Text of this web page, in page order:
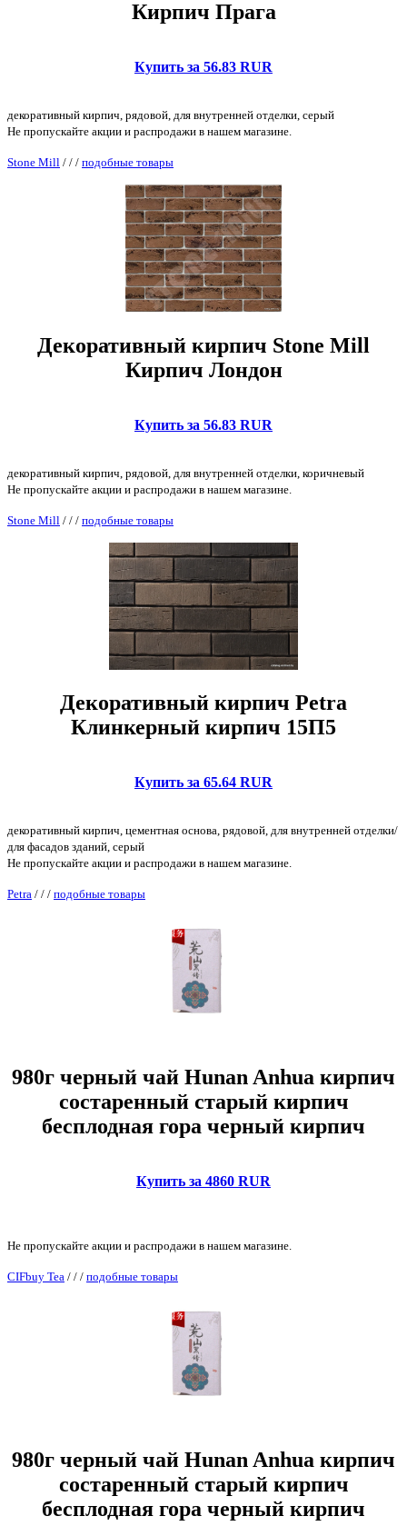
Кирпич Прага
Купить за 56.83 RUR
декоративный кирпич, рядовой, для внутренней отделки, серый
Не пропускайте акции и распродажи в нашем магазине.
Stone Mill / / / подобные товары
Декоративный кирпич Stone Mill
Кирпич Лондон
Купить за 56.83 RUR
декоративный кирпич, рядовой, для внутренней отделки, коричневый
Не пропускайте акции и распродажи в нашем магазине.
Stone Mill / / / подобные товары
Декоративный кирпич Petra
Клинкерный кирпич 15П5
Купить за 65.64 RUR
декоративный кирпич, цементная основа, рядовой, для внутренней отделки/
для фасадов зданий, серый
Не пропускайте акции и распродажи в нашем магазине.
Petra / / / подобные товары
980г черный чай Hunan Anhua кирпич
состаренный старый кирпич
бесплодная гора черный кирпич
Купить за 4860 RUR
Не пропускайте акции и распродажи в нашем магазине.
CIFbuy Tea / / / подобные товары
980г черный чай Hunan Anhua кирпич
состаренный старый кирпич
бесплодная гора черный кирпич